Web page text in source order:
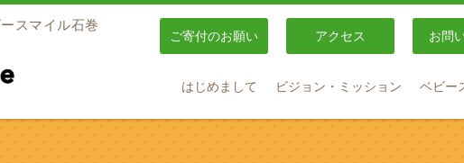
スマイル石巻
ご寄付のお願い アクセス お問
はじめまして ビジョン・ミッション ベビー